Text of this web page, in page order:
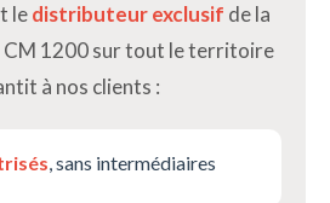
ledistributeur exclusif de la
CM 1200 sur tout le territoire
à nos clients :
, sans intermédiaires